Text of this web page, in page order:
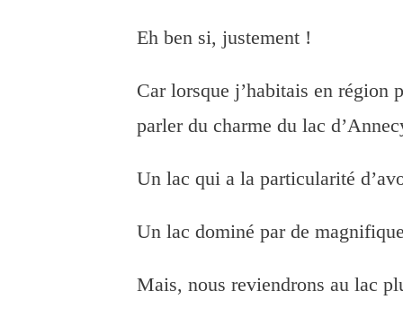
Eh ben si, justement !
Car lorsque j’habitais en région
parler du charme du lac
Un lac qui a la particularité
Un lac dominé par de
Mais, nous reviendrons au lac